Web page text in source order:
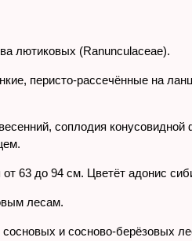
лютиковых (Ranunculaceae).
перисто-рассечённые на
соплодия
63 до 94 см. Цветёт адонис
лесам.
и сосново-берёзовых